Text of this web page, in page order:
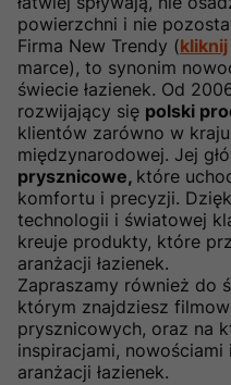
powierzchni i nie
Firma New Trendy (kliknij
marce), to synonim
świecie łazienek. Od
rozwijający się polski
klientów zarówno w
międzynarodowej. Jej
prysznicowe, które
komfortu i precyzji.
technologii i światowej
kreuje produkty, które
aranżacji łazienek.
Zapraszamy również do
którym znajdziesz
prysznicowych, oraz na
inspiracjami,
aranżacji łazienek.